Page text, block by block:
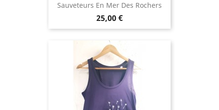
Sauveteurs En Mer Des Rochers
Prix
25,00 €